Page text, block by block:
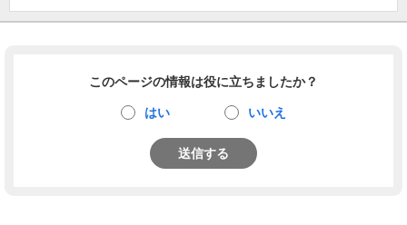
このページの情報は役に立ちましたか？
はい いいえ
送信する